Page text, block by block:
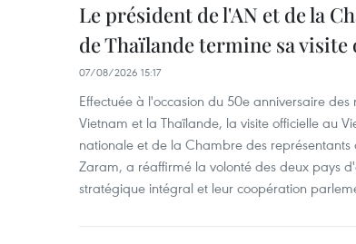
Le président de l'AN et de la
de Thaïlande termine sa
07/08/2026 15:17
Effectuée à l'occasion du 50e anniversaire
Vietnam et la Thaïlande, la visite officielle au
nationale et de la Chambre des
Zaram, a réaffirmé la volonté des deux pays
stratégique intégral et leur coopération